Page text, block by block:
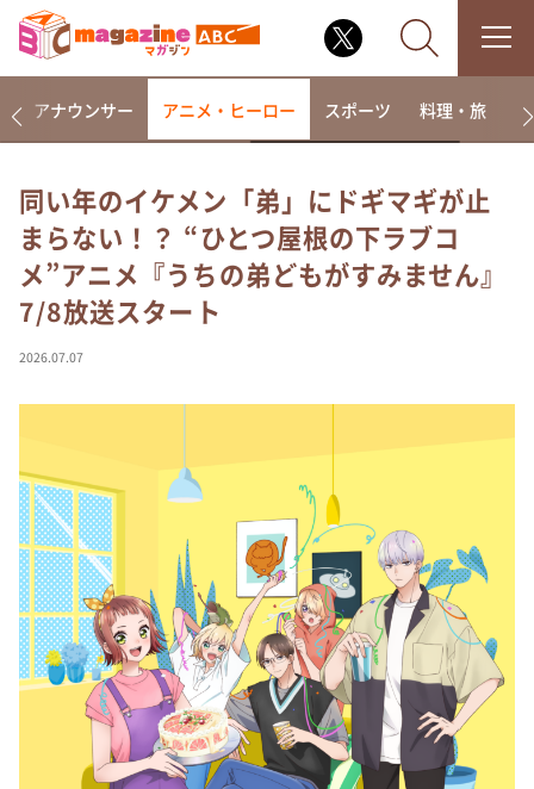
なるみ・岡村の過ぎるTV
相席食堂
これ余談なんですけど・・・
～人生密着トークバラエティ！～ やすとものいたっ
て真剣です
探偵！ナイトスクープ
河合＆A.B.C-Z塚田×福井アナ「なんでやねん！？」
（news おかえり）
DAIGOも台所 ～きょうの献立 何にする？～
本日はダイアンなり！シーズン２
朝だ！生です旅サラダ
教えて！ニュースライブ 正義のミカタ
ＬＩＦＥ～夢のカタチ～
新婚さんいらっしゃい！
アナウンサー アニメ・ヒーロー スポーツ 料理・旅
同い年のイケメン「弟」にドギマギが止
まらない！？ “ひとつ屋根の下ラブコ
メ”アニメ『うちの弟どもがすみません』
7/8放送スタート
2026.07.07